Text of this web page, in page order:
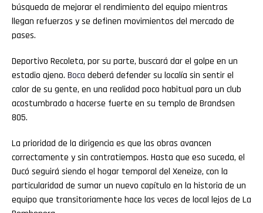
búsqueda de mejorar el rendimiento del equipo mientras
llegan refuerzos y se definen movimientos del mercado de
pases.
Deportivo Recoleta, por su parte, buscará dar el golpe en un
estadio ajeno. Boca deberá defender su localía sin sentir el
calor de su gente, en una realidad poco habitual para un club
acostumbrado a hacerse fuerte en su templo de Brandsen
805.
La prioridad de la dirigencia es que las obras avancen
correctamente y sin contratiempos. Hasta que eso suceda, el
Ducó seguirá siendo el hogar temporal del Xeneize, con la
particularidad de sumar un nuevo capítulo en la historia de un
equipo que transitoriamente hace las veces de local lejos de La